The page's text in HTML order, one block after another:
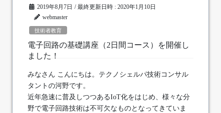
2019年8月7日 / 最終更新日時 :2020年1月10日
webmaster
技術者教育
電子回路の基礎講座（2日間コース）を開催し
ました！
みなさん こんにちは。テクノシェルパ技術コンサル
タントの河野です。
近年急速に普及しつつあるIoT化をはじめ、様々な分
野で電子回路技術は不可欠なものとなってきていま